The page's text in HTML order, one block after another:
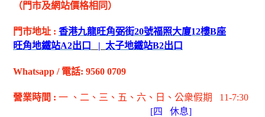
（門市及網站價格相同）
門市地址 : 香港九龍旺角弼街20號福照大廈12樓B座
旺角地鐵站A2出 口 | 太子地鐵站B2出 口
Whatsapp / 電話: 9560 0709
營業時間 : 一 、二、三、五 、六 、日 、公衆假期
11-7:30
[四 休息]